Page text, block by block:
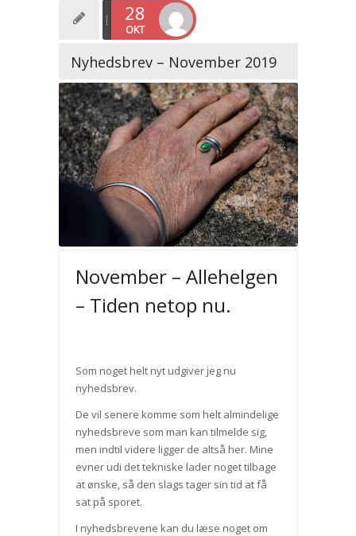
28
OKT
Nyhedsbrev – November 2019
November – Allehelgen
– Tiden netop nu.
Som noget helt nyt udgiver jeg nu
nyhedsbrev.
De vil senere komme som helt almindelige
nyhedsbreve som man kan tilmelde sig,
men indtil videre ligger de altså her. Mine
evner udi det tekniske lader noget tilbage
at ønske, så den slags tager sin tid at få
sat på sporet.
I nyhedsbrevene kan du læse noget om